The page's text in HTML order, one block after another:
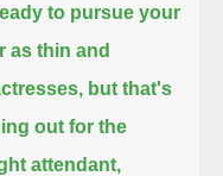
to pursue your
as thin and
but that's
out for the
attendant,